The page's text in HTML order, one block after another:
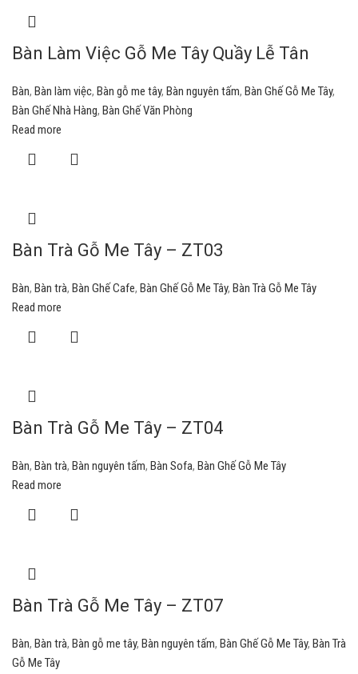
Bàn Làm Việc Gỗ Me Tây Quầy Lễ Tân
Bàn, Bàn làm việc, Bàn gỗ me tây, Bàn nguyên tấm, Bàn Ghế Gỗ Me Tây,
Bàn Ghế Nhà Hàng, Bàn Ghế Văn Phòng
Read more
Bàn Trà Gỗ Me Tây – ZT03
Bàn, Bàn trà, Bàn Ghế Cafe, Bàn Ghế Gỗ Me Tây, Bàn Trà Gỗ Me Tây
Read more
Bàn Trà Gỗ Me Tây – ZT04
Bàn, Bàn trà, Bàn nguyên tấm, Bàn Sofa, Bàn Ghế Gỗ Me Tây
Read more
Bàn Trà Gỗ Me Tây – ZT07
Bàn, Bàn trà, Bàn gỗ me tây, Bàn nguyên tấm, Bàn Ghế Gỗ Me Tây, Bàn Trà
Gỗ Me Tây